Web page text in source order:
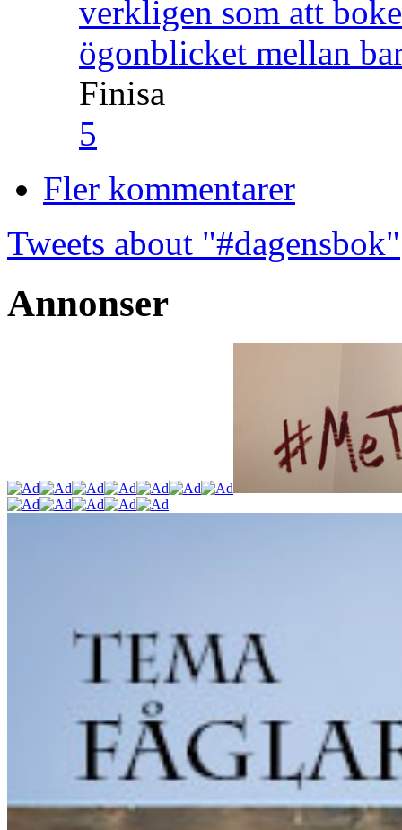
verkligen som att
ögonblicket mellan
Finisa
5
Fler kommentarer
Tweets about "#dagensbok"
Annonser